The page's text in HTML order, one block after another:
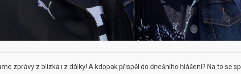
zprávy z blízka i z dálky! A kdopak přispěl do dnešního hlášení? Na to se